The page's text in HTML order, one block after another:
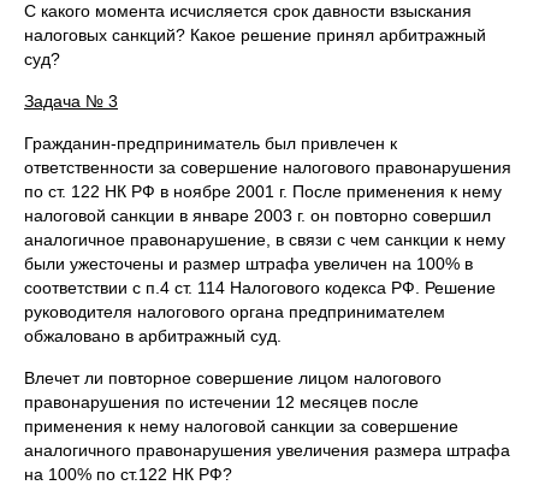
С какого момента исчисляется срок давности взыскания
налоговых санкций? Какое решение принял арбитражный
суд?
Задача № 3
Гражданин-предприниматель был привлечен к
ответственности за совершение налогового правонарушения
по ст. 122 НК РФ в ноябре 2001 г. После применения к нему
налоговой санкции в январе 2003 г. он повторно совершил
аналогичное правонарушение, в связи с чем санкции к нему
были ужесточены и размер штрафа увеличен на 100% в
соответствии с п.4 ст. 114 Налогового кодекса РФ. Решение
руководителя налогового органа предпринимателем
обжаловано в арбитражный суд.
Влечет ли повторное совершение лицом налогового
правонарушения по истечении 12 месяцев после
применения к нему налоговой санкции за совершение
аналогичного правонарушения увеличения размера штрафа
на 100% по ст.122 НК РФ?